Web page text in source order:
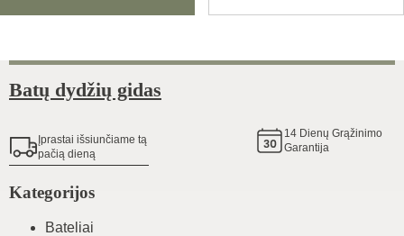
Batų dydžių gidas
Įprastai išsiunčiame tą
pačią dieną
14 Dienų Grąžinimo
Garantija
Kategorijos
Bateliai